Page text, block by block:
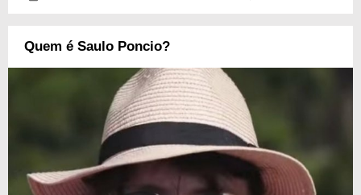
Quem é Saulo Poncio?